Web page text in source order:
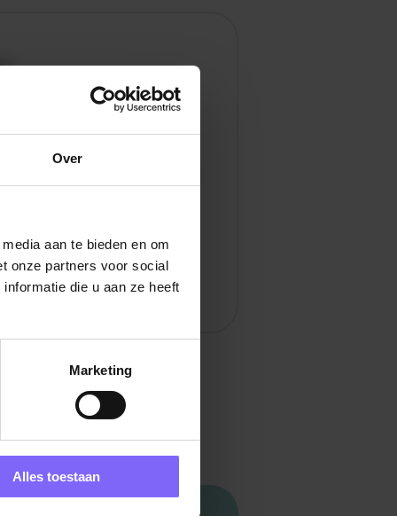
Over
aan te bieden en om
onze partners voor social
die u aan ze heeft
Marketing
Alles toestaan